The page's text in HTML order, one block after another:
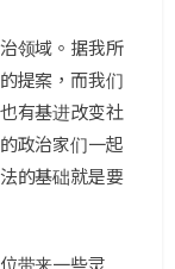
领域。据我所
提案，而我们
有基进改变社
政治家们一起
的基础就是要